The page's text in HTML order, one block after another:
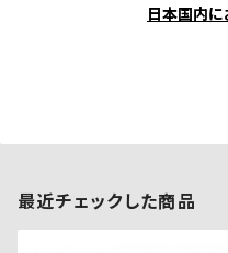
日本国内
最近チェックした商品